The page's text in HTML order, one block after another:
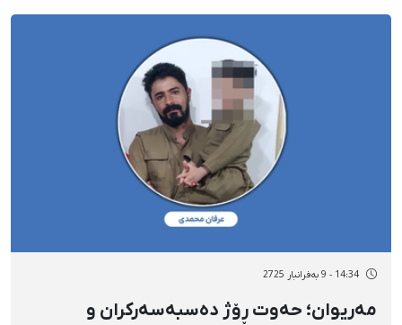
14:34 - 9 بەفرانبار 2725
مەریوان؛ حەوت ڕۆژ دەسبەسەرکران و